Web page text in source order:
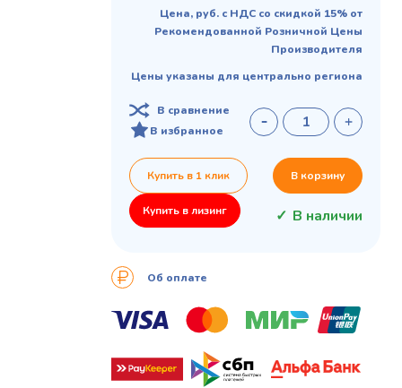
Цена, руб. с НДС со скидкой 15% от
Рекомендованной Розничной Цены
Производителя
Цены указаны для центрально региона
В сравнение
В избранное
Купить в 1 клик В корзину
Купить в лизинг В наличии
Об оплате